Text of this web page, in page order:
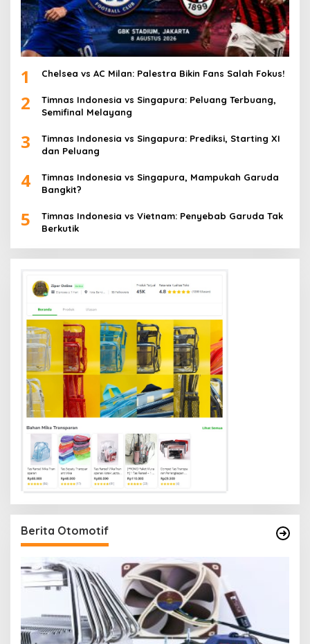
1 Chelsea vs AC Milan: Palestra Bikin Fans Salah Fokus!
2
Timnas Indonesia vs Singapura: Peluang Terbuang,
Semifinal Melayang
3
Timnas Indonesia vs Singapura: Prediksi, Starting XI
dan Peluang
4
Timnas Indonesia vs Singapura, Mampukah Garuda
Bangkit?
5
Timnas Indonesia vs Vietnam: Penyebab Garuda Tak
Berkutik
Berita Otomotif